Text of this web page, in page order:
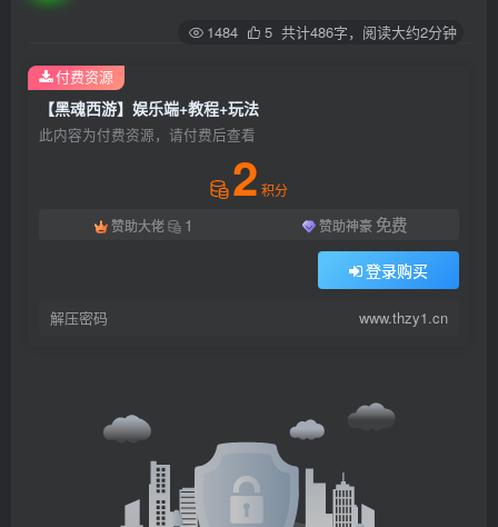
1484 5 共计486字，阅读大约2分钟
【黑魂西游】娱乐端+教程+玩法
此内容为付费资源，请付费后查看
2 积分
赞助大佬
1 赞助神豪 免费
登录购买
解压密码 www.thzy1.cn
付费资源